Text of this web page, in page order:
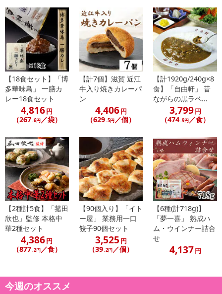
※送料はお試し費用に含まれております。
※d払い、PayPay、au PAY、au PAY（auかんたん決済）、ソフトバ
ンクまとめて支払い、楽天ペイ、メルペイ、AEON Pay、Amazon
Payでお支払いの場合、決済のため外部サイトへ遷移します。
※予約商品は決済手段ごとに定められた決済期限日にお支払いを完
了することがございます。ご了承いただいたうえでお申し込みくだ
さい。
【配送伝票番号について】
※配送形態がメール便の商品については、商品の発送完了後、配送
伝票番号がマイページに表示されない場合もございます。
【配送日時の指定について】
※配送日時の指定が可能な商品の場合、商品によってご指定できる
配送日、配送時間が異なる可能性がございます。
カート機能をご利用の場合は、配送日時指定をご利用いただけませ
ん。
発送日カレンダー
【18食セット】「博
多華味鳥」 一膳カ
レー18食セット
4,816円
（267.6円／袋）
【計7個】滋賀 近江
牛入り焼きカレーパ
ン
4,406円
（629.5円／個）
【計1920g/240g×8
食】「自由軒」 昔
ながらの黒ラベ...
3,799円
（474.9円／食）
【2種計5食】「菰田
欣也」監修 本格中
華2種セット
4,386円
（877 .2円／食）
【90個入り】「イト
ー屋」 業務用一口
餃子90個セット
3,525 円
（39 .2円 ／個）
【6種(計718g)】
「夢一喜」 熟成ハ
ム・ウインナー詰合
せ
4,137円
今週のオススメ